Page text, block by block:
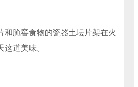
腌窖食物的瓷器土坛片架在火
道美味。